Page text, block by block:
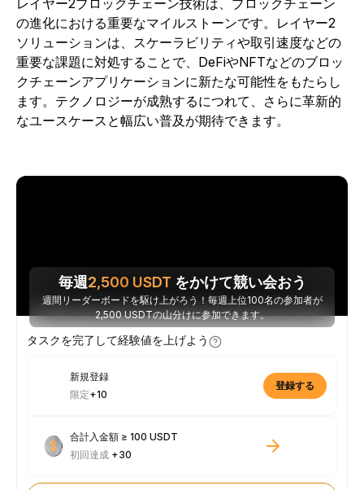
レイヤー2ブロックチェーン技術は、ブロックチェーン
の進化における重要なマイルストーンです。レイヤー2
ソリューションは、スケーラビリティや取引速度などの
重要な課題に対処することで、DeFiやNFTなどのブロッ
クチェーンアプリケーションに新たな可能性をもたらし
ます。テクノロジーが成熟するにつれて、さらに革新的
なユースケースと幅広い普及が期待できます。
毎週2,500 USDT をかけて競い会おう
週間リーダーボードを駆け上がろう！毎週上位100名の参加者が
2,500 USDTの山分けに参加できます。
タスクを完了して経験値を上げよう
新規登録
限定+10
登録する
合計入金額 ≥ 100 USDT
初回達成 +30